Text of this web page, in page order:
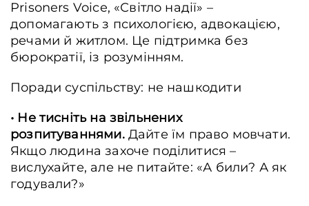
Prisoners Voice, «Світло надії» –
допомагають з психологією, адвокацією,
речами й житлом. Це підтримка без
бюрократії, із розумінням.
Поради суспільству: не нашкодити
• Не тисніть на звільнених
розпитуваннями.Дайте їм право мовчати.
Якщо людина захоче поділитися –
вислухайте, але не питайте: «А били? А як
годували?»